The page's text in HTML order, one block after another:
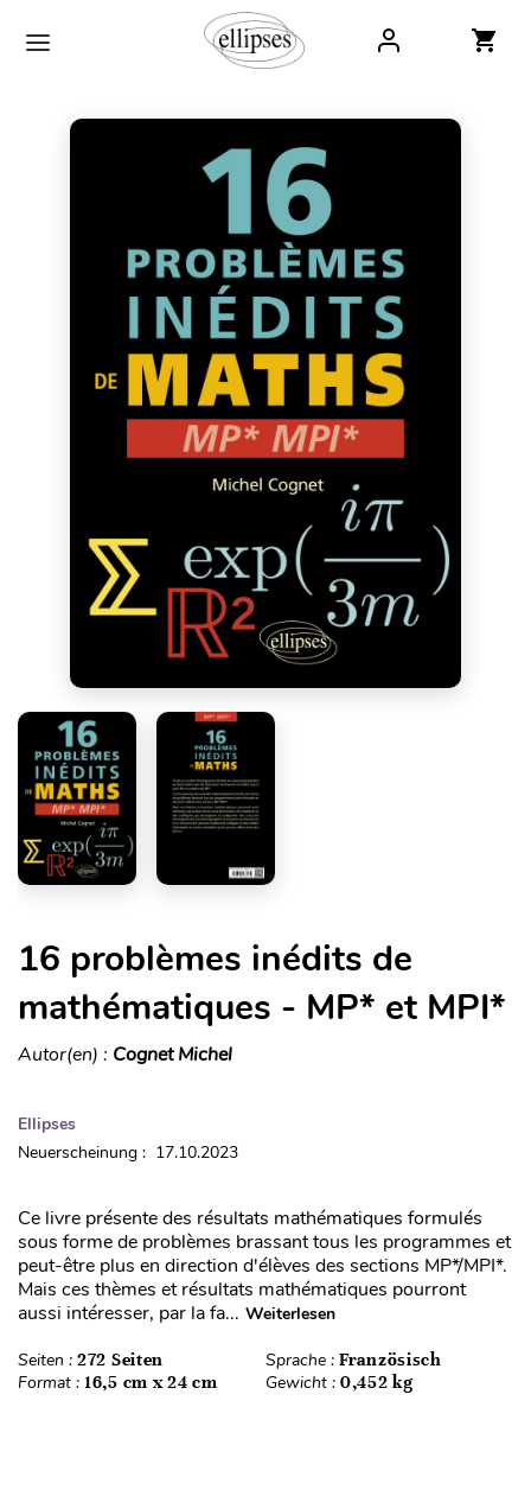
16 problèmes inédits de
mathématiques - MP* et MPI*
Autor(en) : Cognet Michel
Ellipses
Neuerscheinung : 17.10.2023
Ce livre présente des résultats mathématiques formulés
sous forme de problèmes brassant tous les programmes et
peut-être plus en direction d'élèves des sections MP*/MPI*.
Mais ces thèmes et résultats mathématiques pourront
aussi intéresser, par la fa... Weiterlesen
Seiten : 272 Seiten Sprache : Französisch
Format : 16,5 cm x 24 cm Gewicht : 0,452 kg